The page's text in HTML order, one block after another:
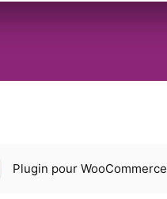
Plugin pour WooCommerce